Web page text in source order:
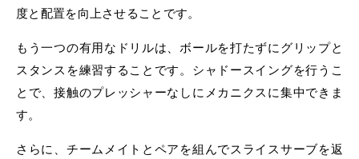
度と配置を向上させることです。
もう一つの有用なドリルは、ボールを打たずにグリップと
スタンスを練習することです。シャドースイングを行うこ
とで、接触のプレッシャーなしにメカニクスに集中できま
す。
さらに、チームメイトとペアを組んでスライスサーブを返